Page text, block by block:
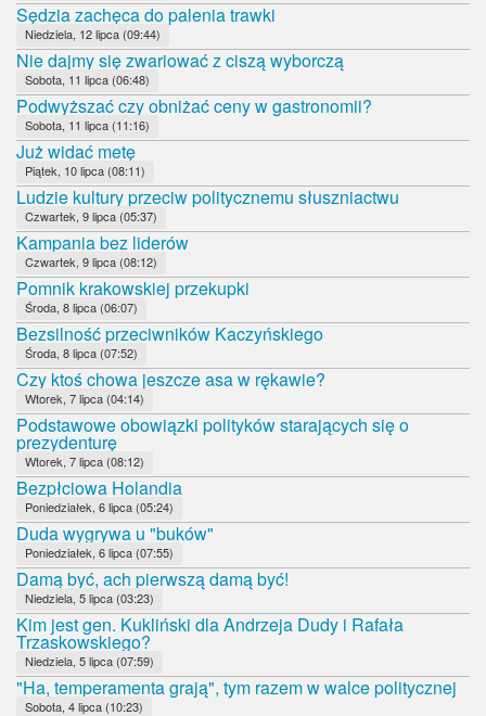
Sędzia zachęca do palenia trawki
Niedziela, 12 lipca (09:44)
Nie dajmy się zwariować z ciszą wyborczą
Sobota, 11 lipca (06:48)
Podwyższać czy obniżać ceny w gastronomii?
Sobota, 11 lipca (11:16)
Już widać metę
Piątek, 10 lipca (08:11)
Ludzie kultury przeciw politycznemu słuszniactwu
Czwartek, 9 lipca (05:37)
Kampania bez liderów
Czwartek, 9 lipca (08:12)
Pomnik krakowskiej przekupki
Środa, 8 lipca (06:07)
Bezsilność przeciwników Kaczyńskiego
Środa, 8 lipca (07:52)
Czy ktoś chowa jeszcze asa w rękawie?
Wtorek, 7 lipca (04:14)
Podstawowe obowiązki polityków starających się o
prezydenturę
Wtorek, 7 lipca (08:12)
Bezpłciowa Holandia
Poniedziałek, 6 lipca (05:24)
Duda wygrywa u "buków"
Poniedziałek, 6 lipca (07:55)
Damą być, ach pierwszą damą być!
Niedziela, 5 lipca (03:23)
Kim jest gen. Kukliński dla Andrzeja Dudy i Rafała
Trzaskowskiego?
Niedziela, 5 lipca (07:59)
"Ha, temperamenta grają", tym razem w walce politycznej
Sobota, 4 lipca (10:23)